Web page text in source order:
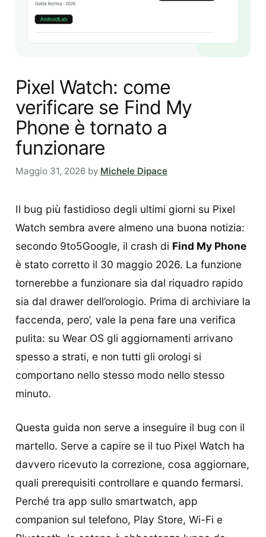
Pixel Watch: come
verificare se Find My
Phone è tornato a
funzionare
Maggio 31, 2026 by Michele Dipace
Il bug più fastidioso degli ultimi giorni su Pixel
Watch sembra avere almeno una buona notizia:
secondo 9to5Google, il crash di Find My Phone
è stato corretto il 30 maggio 2026. La funzione
tornerebbe a funzionare sia dal riquadro rapido
sia dal drawer dell’orologio. Prima di archiviare la
faccenda, pero’, vale la pena fare una verifica
pulita: su Wear OS gli aggiornamenti arrivano
spesso a strati, e non tutti gli orologi si
comportano nello stesso modo nello stesso
minuto.
Questa guida non serve a inseguire il bug con il
martello. Serve a capire se il tuo Pixel Watch ha
davvero ricevuto la correzione, cosa aggiornare,
quali prerequisiti controllare e quando fermarsi.
Perché tra app sullo smartwatch, app
companion sul telefono, Play Store, Wi-Fi e